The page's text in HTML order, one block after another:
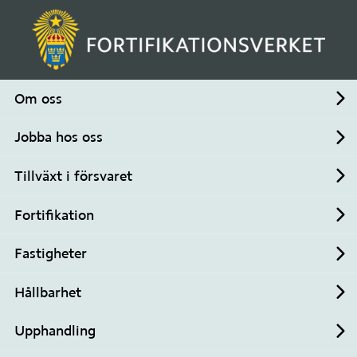
Om oss
Jobba hos oss
Tillväxt i försvaret
Fortifikation
Fastigheter
Hållbarhet
Upphandling
SÖK
Startsida / Nyheter/
en snabbare tillväxt
Fortifikationsverket
föreslår regelförenklingar
Publiceringsdatum:
25 nov 2025